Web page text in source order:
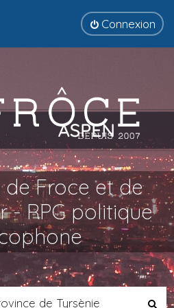
Connexion
Froce et de
- RPG politique
de Tyrsènie